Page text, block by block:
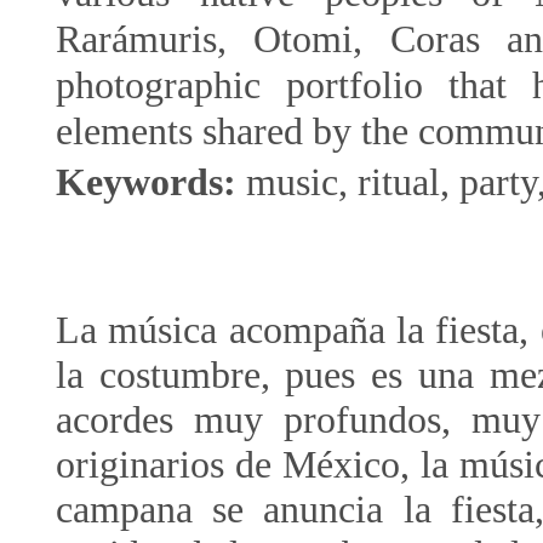
Rarámuris, Otomi, Coras
photographic portfolio that
elements shared by the
Keywords: music, ritual,
La música acompaña la
la costumbre, pues es una
acordes muy profundos,
originarios de México, la
campana se anuncia la